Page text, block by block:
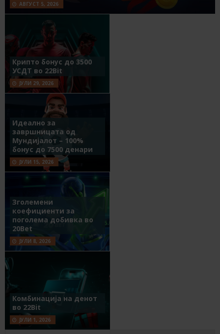
АВГУСТ 5, 2026
Крипто бонус до 3500
УСДТ во 22Bit
ЈУЛИ 29, 2026
Идеално за
завршницата од
Мундијалот – 100%
бонус до 7500 денари
ЈУЛИ 15, 2026
Зголемени
коефициенти за
поголема добивка во
20Bet
ЈУЛИ 8, 2026
Комбинација на денот
во 22Bit
ЈУЛИ 1, 2026